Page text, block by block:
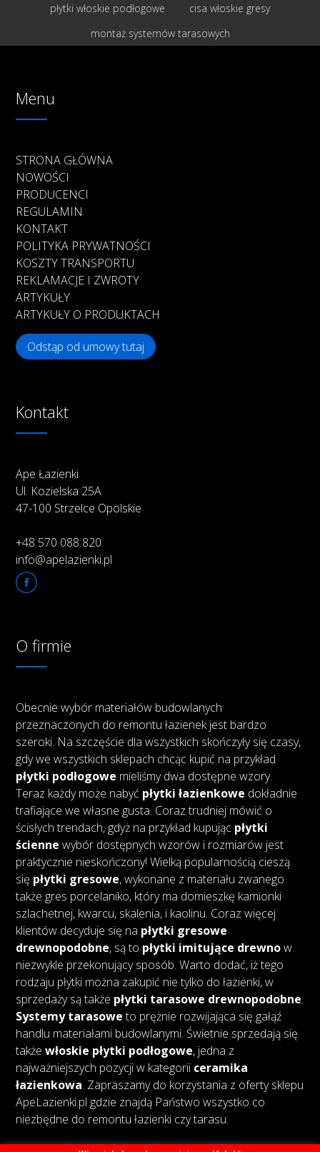
płytki włoskie podłogowe
cisa włoskie gresy
montaż systemów tarasowych
Menu
STRONA GŁÓWNA
NOWOŚCI
PRODUCENCI
REGULAMIN
KONTAKT
POLITYKA PRYWATNOŚCI
KOSZTY TRANSPORTU
REKLAMACJE I ZWROTY
ARTYKUŁY
ARTYKUŁY O PRODUKTACH
Odstąp od umowy tutaj
Kontakt
Ape Łazienki
Ul. Kozielska 25A
47-100 Strzelce Opolskie
+48 570 088 820
info@apelazienki.pl
O firmie
Obecnie wybór materiałów budowlanych
przeznaczonych do remontu łazienek jest bardzo
szeroki. Na szczęście dla wszystkich skończyły się czasy,
gdy we wszystkich sklepach chcąc kupić na przykład
płytki podłogowe mieliśmy dwa dostępne wzory.
Teraz każdy może nabyć płytki łazienkowe dokładnie
trafiające we własne gusta. Coraz trudniej mówić o
ścisłych trendach, gdyż na przykład kupując płytki
ścienne wybór dostępnych wzorów i rozmiarów jest
praktycznie nieskończony! Wielką popularnością cieszą
się płytki gresowe, wykonane z materiału zwanego
także gres porcelaniko, który ma domieszkę kamionki
szlachetnej, kwarcu, skalenia, i kaolinu. Coraz więcej
klientów decyduje się na płytki gresowe
drewnopodobne, są to płytki imitujące drewnow
niezwykle przekonujący sposób. Warto dodać, iż tego
rodzaju płytki można zakupić nie tylko do łazienki, w
sprzedaży są także płytki tarasowe drewnopodobne.
Systemy tarasoweto prężnie rozwijająca się gałąź
handlu materiałami budowlanymi. Świetnie sprzedają się
takżewłoskie płytki podłogowe, jedna z
najważniejszych pozycji w kategorii ceramika
łazienkowa. Zapraszamy do korzystania z oferty sklepu
ApeLazienki.pl gdzie znajdą Państwo wszystko co
niezbędne do remontu łazienki czy tarasu.